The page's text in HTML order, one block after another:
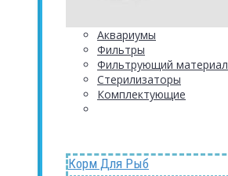
Аквариумы
Фильтры
Фильтрующий материал
Стерилизаторы
Комплектующие
Корм Для Рыб